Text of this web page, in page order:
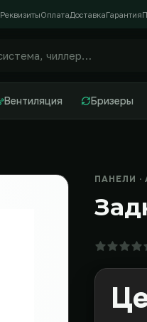
РеквизитыОплатаДоставкаГарантия
Вентиляция Бризеры
ПАНЕЛИ ·